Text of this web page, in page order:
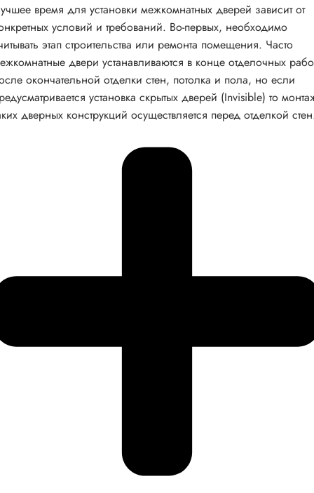
время для установки межкомнатных дверей зависит от
условий и требований. Во-первых, необходимо
этап строительства или ремонта помещения. Часто
двери устанавливаются в конце отделочных
окончательной отделки стен, потолка и пола, но если
установка скрытых дверей (Invisible) то
дверных конструкций осуществляется перед отделкой